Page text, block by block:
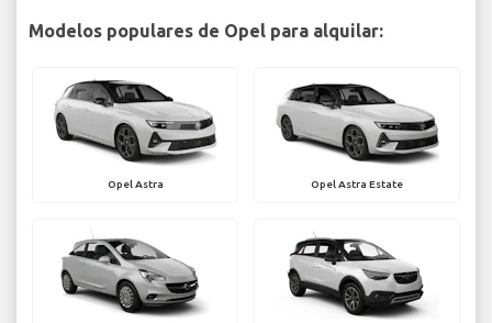
Modelos populares de Opel para alquilar:
Opel Astra Opel Astra Estate